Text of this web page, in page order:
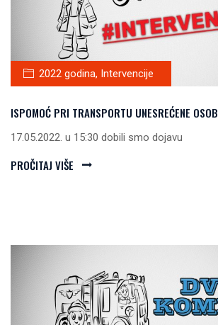
2022 godina, Intervencije
ISPOMOĆ PRI TRANSPORTU UNESREĆENE
17.05.2022. u 15:30 dobili smo dojavu
PROČITAJ VIŠE